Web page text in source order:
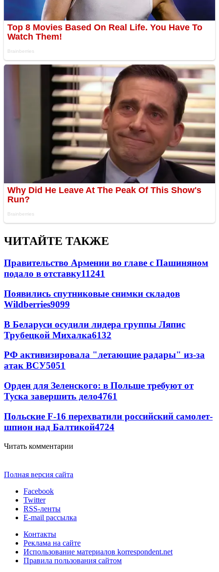
ЧИТАЙТЕ ТАКЖЕ
Правительство Армении во главе с Пашиняном
подало в отставку11241
Появились спутниковые снимки складов
Wildberries9099
В Беларуси осудили лидера группы Ляпис
Трубецкой Михалка6132
РФ активизировала "летающие радары" из-за
атак ВСУ5051
Орден для Зеленского: в Польше требуют от
Туска завершить дело4761
Польские F-16 перехватили российский самолет-
шпион над Балтикой4724
Читать комментарии
Полная версия сайта
Facebook
Twitter
RSS-ленты
E-mail рассылка
Контакты
Реклама на сайте
Использование материалов korrespondent.net
Правила пользования сайтом